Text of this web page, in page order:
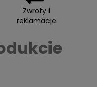
Zwroty i
reklamacje